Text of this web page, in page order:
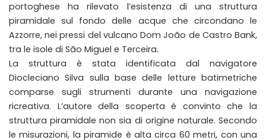
portoghese ha rilevato l’esistenza di una struttura
piramidale sul fondo delle acque che circondano le
Azzorre, nei pressi del vulcano Dom João de Castro Bank,
tra le isole di São Miguel e Terceira.
La struttura è stata identificata dal navigatore
Diocleciano Silva sulla base delle letture batimetriche
comparse sugli strumenti durante una navigazione
ricreativa. L’autore della scoperta è convinto che la
struttura piramidale non sia di origine naturale. Secondo
le misurazioni, la piramide è alta circa 60 metri, con una